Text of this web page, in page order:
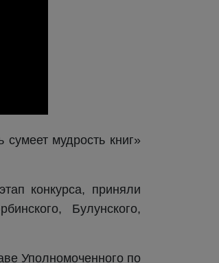
мудрость книг»
конкурса, приняли
Булунского,
Уполномоченного по